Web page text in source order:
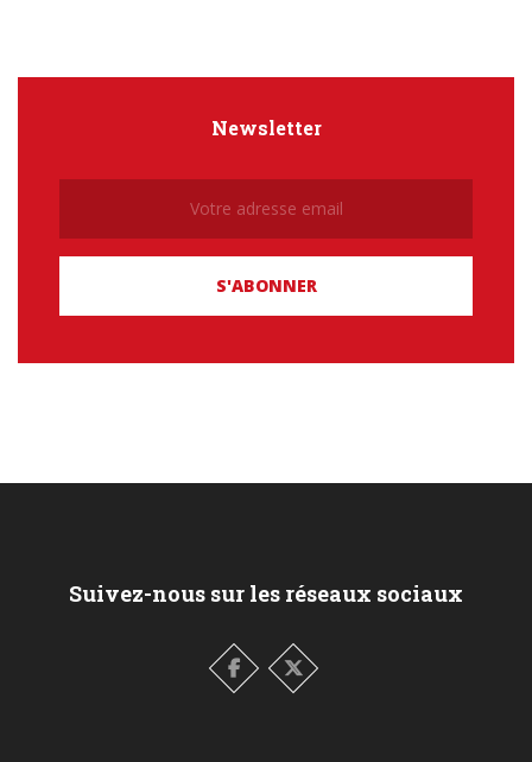
Newsletter
Suivez-nous sur les réseaux sociaux